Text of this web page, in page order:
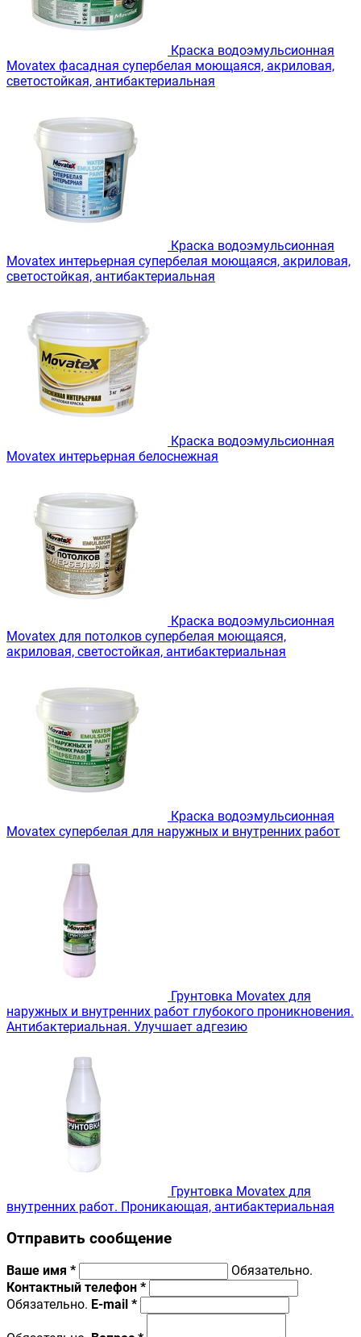
Краска водоэмульсионная
Movatex фасадная супербелая моющаяся, акриловая,
светостойкая, антибактериальная
Краска водоэмульсионная
Movatex интерьерная супербелая моющаяся, акриловая,
светостойкая, антибактериальная
Краска водоэмульсионная
Movatex интерьерная белоснежная
Краска водоэмульсионная
Movatex для потолков супербелая моющаяся,
акриловая, светостойкая, антибактериальная
Краска водоэмульсионная
Movatex супербелая для наружных и внутренних работ
Грунтовка Movatex для
наружных и внутренних работ глубокого проникновения.
Антибактериальная. Улучшает адгезию
Грунтовка Movatex для
внутренних работ. Проникающая, антибактериальная
Отправить сообщение
Ваше имя *
Обязательно.
Контактный телефон *
Обязательно. E-mail *